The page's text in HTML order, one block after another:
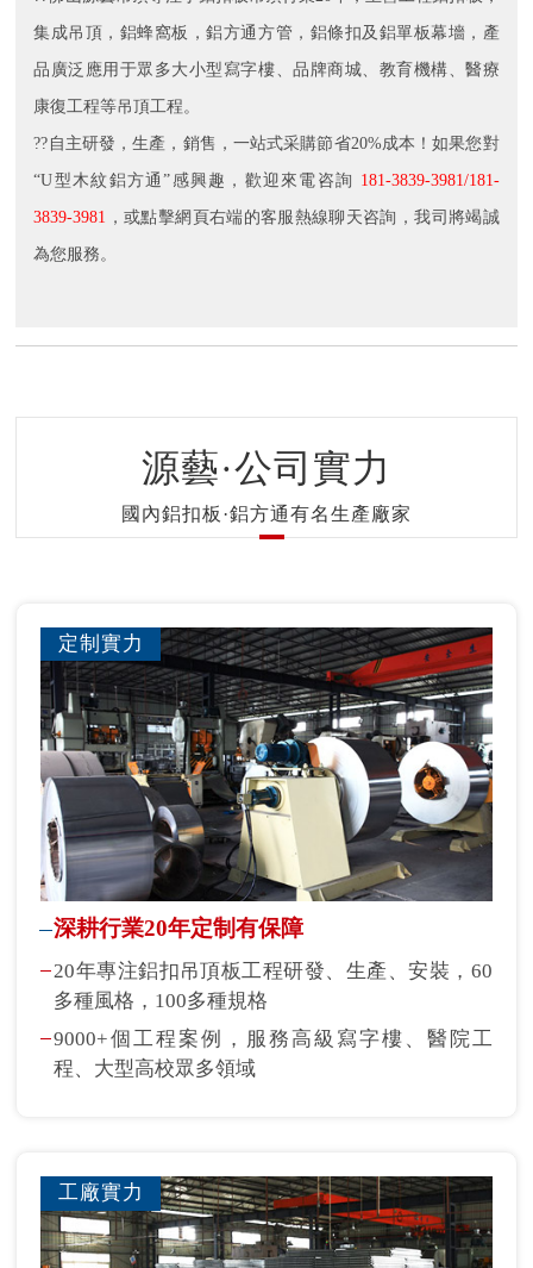
集成吊頂，鋁蜂窩板，鋁方通方管，鋁條扣及鋁單板幕墻，產
品廣泛應用于眾多大小型寫字樓、品牌商城、教育機構、醫療
康復工程等吊頂工程。
??自主研發，生產，銷售，一站式采購節省20%成本！如果您對
“U型木紋鋁方通”感興趣，歡迎來電咨詢 181-3839-3981/181-
3839-3981 ，或點擊網頁右端的客服熱線聊天咨詢，我司將竭誠
為您服務。
源藝·公司實力
國內鋁扣板·鋁方通有名生產廠家
定制實力
深耕行業20年定制有保障
20年專注鋁扣吊頂板工程研發、生產、安裝，60
多種風格，100多種規格
9000+個工程案例，服務高級寫字樓、醫院工
程、大型高校眾多領域
工廠實力